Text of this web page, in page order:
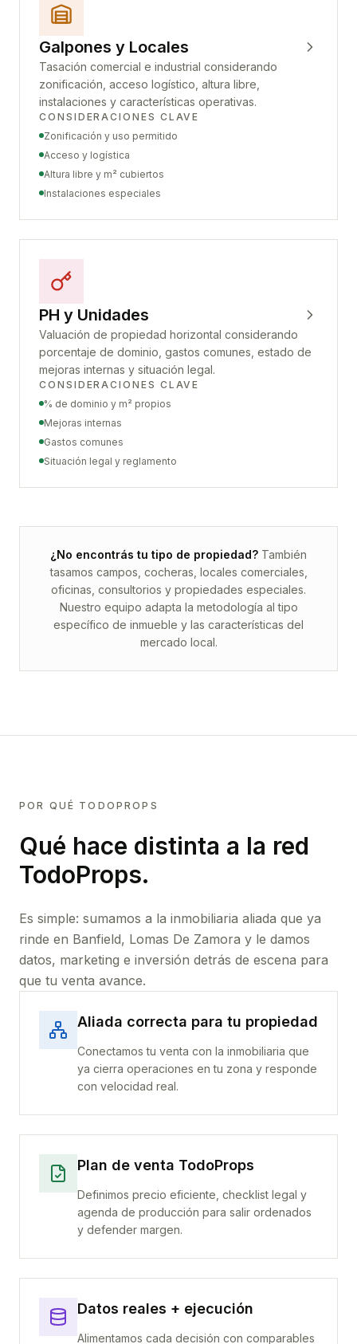
Galpones y Locales
Tasación comercial e industrial considerando
zonificación, acceso logístico, altura libre,
instalaciones y características operativas.
CONSIDERACIONES CLAVE
Zonificación y uso permitido
Acceso y logística
Altura libre y m² cubiertos
Instalaciones especiales
PH y Unidades
Valuación de propiedad horizontal considerando
porcentaje de dominio, gastos comunes, estado de
mejoras internas y situación legal.
CONSIDERACIONES CLAVE
% de dominio y m² propios
Mejoras internas
Gastos comunes
Situación legal y reglamento
¿No encontrás tu tipo de propiedad? También
tasamos campos, cocheras, locales comerciales,
oficinas, consultorios y propiedades especiales.
Nuestro equipo adapta la metodología al tipo
específico de inmueble y las características del
mercado local.
POR QUÉ TODOPROPS
Qué hace distinta a la red
TodoProps.
Es simple: sumamos a la inmobiliaria aliada que ya
rinde en Banfield, Lomas De Zamora y le damos
datos, marketing e inversión detrás de escena para
que tu venta avance.
Aliada correcta para tu propiedad
Conectamos tu venta con la inmobiliaria que
ya cierra operaciones en tu zona y responde
con velocidad real.
Plan de venta TodoProps
Definimos precio eficiente, checklist legal y
agenda de producción para salir ordenados
y defender margen.
Datos reales + ejecución
Alimentamos cada decisión con comparables